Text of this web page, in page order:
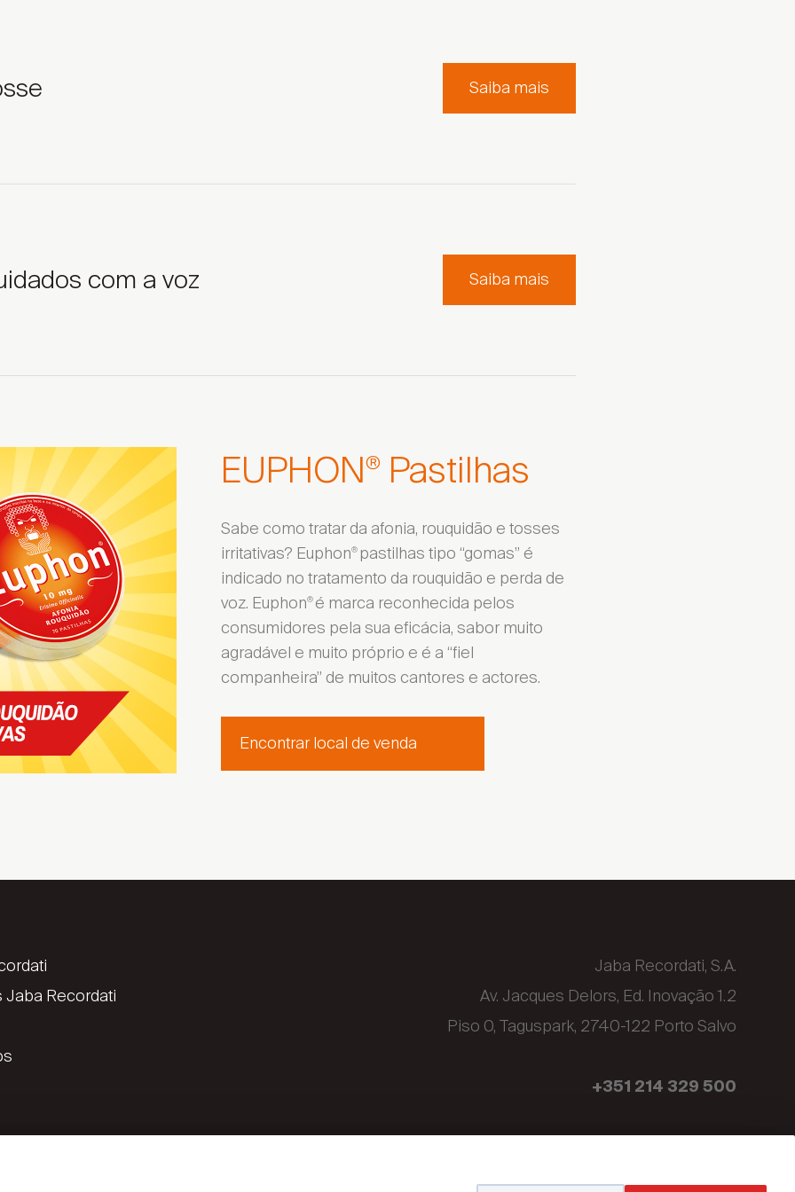
Saiba mais
com a voz Saiba mais
EUPHON® Pastilhas
Sabe como tratar da afonia, rouquidão e tosses
irritativas? Euphon® pastilhas tipo “gomas” é
indicado no tratamento da rouquidão e perda de
voz. Euphon® é marca reconhecida pelos
consumidores pela sua eficácia, sabor muito
agradável e muito próprio e é a “fiel
companheira” de muitos cantores e actores.
Encontrar local de venda
Jaba Recordati
Jaba Recordati, S.A.
Av. Jacques Delors, Ed. Inovação 1.2
Piso 0, Taguspark, 2740-122 Porto Salvo
+351 214 329 500